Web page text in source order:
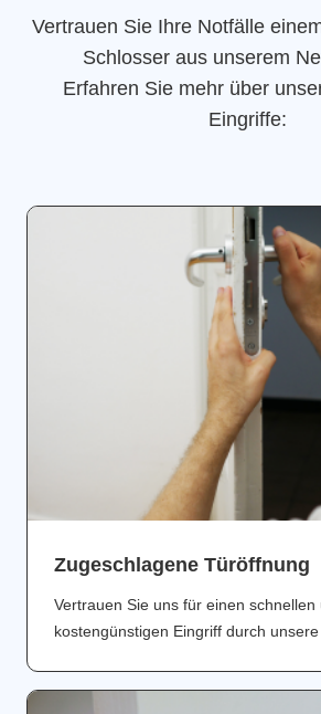
Vertrauen Sie Ihre Notfälle
Schlosser aus unserem
Erfahren Sie mehr über
Eingriffe:
Zugeschlagene Türöffnung
Vertrauen Sie uns für einen schnellen
kostengünstigen Eingriff durch